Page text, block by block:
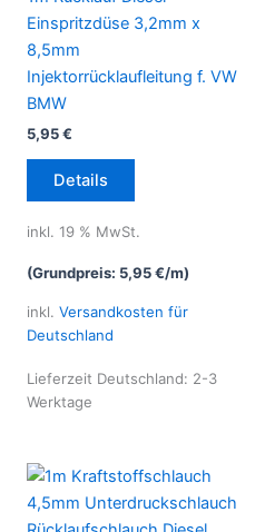
Einspritzdüse 3,2mm x
8,5mm
Injektorrücklaufleitung f. VW
BMW
5,95€
Details
inkl. 19 % MwSt.
(Grundpreis: 5,95€/m)
inkl. Versandkosten für
Deutschland
Lieferzeit Deutschland: 2-3
Werktage